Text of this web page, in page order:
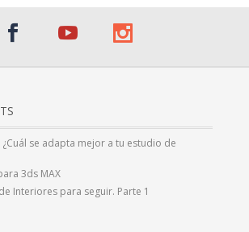
¿Cuál se adapta mejor a tu estudio de
3ds MAX
Interiores para seguir. Parte 1